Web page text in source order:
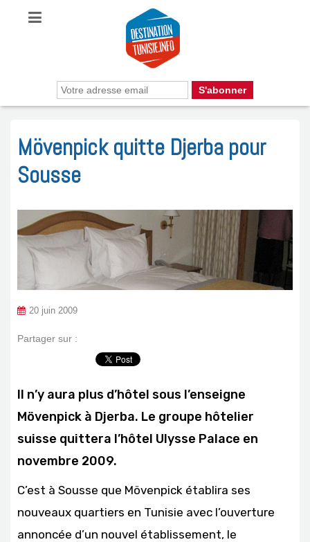
Mövenpick quitte Djerba pour
Sousse
20 juin 2009
Partager sur :
Il n’y aura plus d’hôtel sous l’enseigne
Mövenpick à Djerba. Le groupe hôtelier
suisse quittera l’hôtel Ulysse Palace en
novembre 2009.
C’est à Sousse que Mövenpick établira ses
nouveaux quartiers en Tunisie avec l’ouverture
annoncée d’un nouvel établissement, le